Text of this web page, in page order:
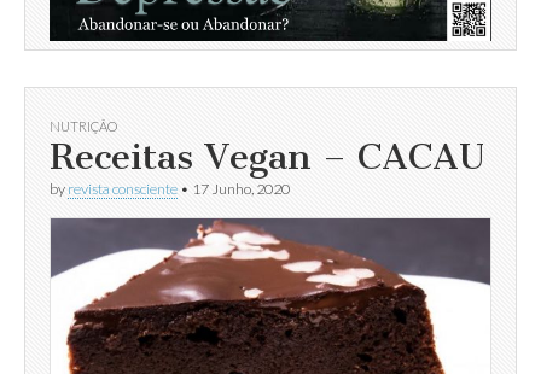
NUTRIÇÃO
Receitas Vegan – CACAU
by revista consciente • 17 Junho, 2020